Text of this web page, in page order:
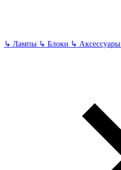
↳ Лампы ↳ Блоки ↳ Аксессуары